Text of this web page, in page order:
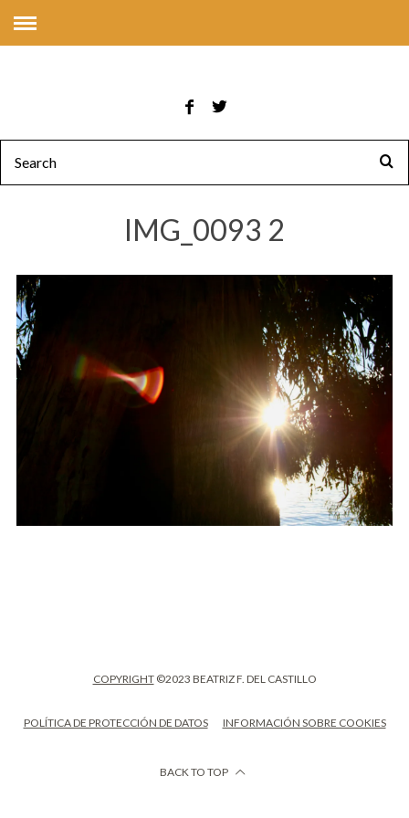
IMG_0093 2
COPYRIGHT©2023 BEATRIZ F. DEL CASTILLO
POLÍTICA DE PROTECCIÓN DE DATOS INFORMACIÓN SOBRE COOKIES
BACK TO TOP